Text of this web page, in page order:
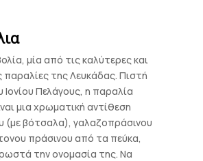
μία από τις καλύτερες και
της Λευκάδας. Πιστή
Ιονίου Πελάγους, η παραλία
μια χρωματική αντίθεση
(με βότσαλα), γαλαζοπράσινου
πράσινου από τα πεύκα,
την ονομασία της. Να